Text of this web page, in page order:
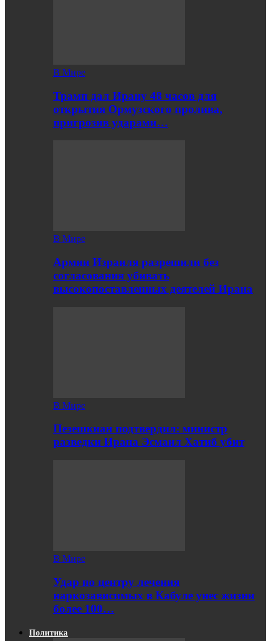
В Мире
Трамп дал Ирану 48 часов для
открытия Ормузского пролива,
пригрозив ударами…
В Мире
Армии Израиля разрешили без
согласования убивать
высокопоставленных деятелей Ирана
В Мире
Пезешкиан подтвердил: министр
разведки Ирана Эсмаил Хатиб убит
В Мире
Удар по центру лечения
наркозависимых в Кабуле унес жизни
более 100…
Политика